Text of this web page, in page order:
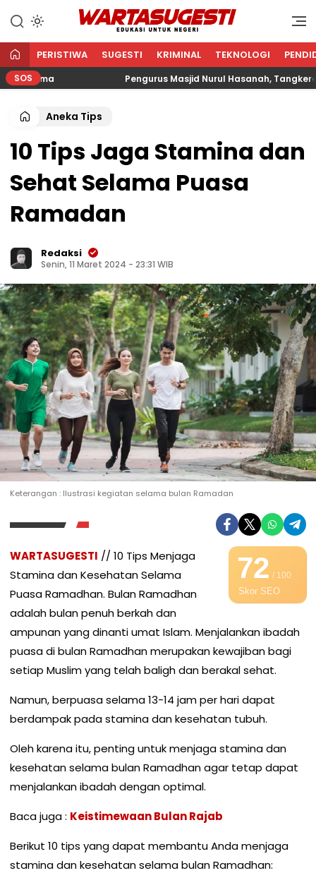
WARTA SUGESTI √ EDUKASI
Edukasi Untuk Negeri
PERISTIWA SUGESTI KRIMINAL TEKNOLOGI
SOS Pengurus Masjid Nurul Hasanah, Tangkerang
Aneka Tips
10 Tips Jaga Stamina dan
Sehat Selama Puasa
Ramadan
Redaksi
Senin, 11 Maret 2024 - 23:31 WIB
Keterangan : Ilustrasi kegiatan selama bulan Ramadan
72/ 100
Skor SEO
WARTASUGESTI // 10 Tips Menjaga
Stamina dan Kesehatan Selama
Puasa Ramadhan. Bulan Ramadhan
adalah bulan penuh berkah dan
ampunan yang dinanti umat Islam. Menjalankan ibadah
puasa di bulan Ramadhan merupakan kewajiban bagi
setiap Muslim yang telah baligh dan berakal sehat.
Namun, berpuasa selama 13-14 jam per hari dapat
berdampak pada stamina dan kesehatan tubuh.
Oleh karena itu, penting untuk menjaga stamina dan
kesehatan selama bulan Ramadhan agar tetap dapat
menjalankan ibadah dengan optimal.
Baca juga : Keistimewaan Bulan Rajab
Berikut 10 tips yang dapat membantu Anda menjaga
stamina dan kesehatan selama bulan Ramadhan: